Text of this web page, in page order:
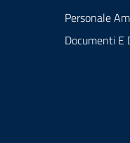
Personale
Documenti E